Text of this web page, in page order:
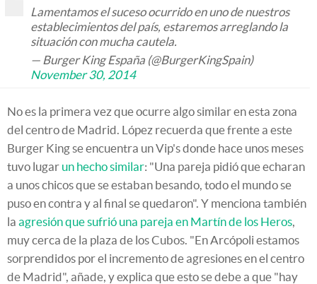
Lamentamos el suceso ocurrido en uno de nuestros
establecimientos del país, estaremos arreglando la
situación con mucha cautela.
— Burger King España (@BurgerKingSpain)
November 30, 2014
No es la primera vez que ocurre algo similar en esta zona
del centro de Madrid. López recuerda que frente a este
Burger King se encuentra un Vip's donde hace unos meses
tuvo lugar un hecho similar: "Una pareja pidió que echaran
a unos chicos que se estaban besando, todo el mundo se
puso en contra y al final se quedaron". Y menciona también
la agresión que sufrió una pareja en Martín de los Heros,
muy cerca de la plaza de los Cubos. "En Arcópoli estamos
sorprendidos por el incremento de agresiones en el centro
de Madrid", añade, y explica que esto se debe a que "hay